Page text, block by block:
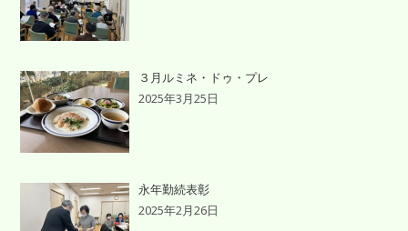
３月ルミネ・ドゥ・プレ
2025年3月25日
永年勤続表彰
2025年2月26日